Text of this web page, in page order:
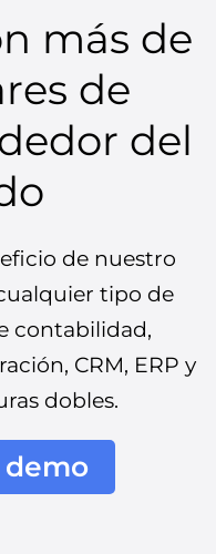
más de
de
del
de nuestro
tipo de
contabilidad,
CRM, ERP y
dobles.